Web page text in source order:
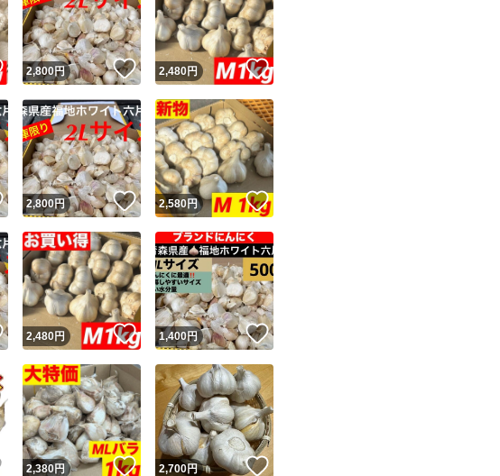
安心取引出品者 Yahoo!フリマの基準をクリアした安心・安全なユーザーです
取引実績
取引実績◯+ このユーザーはYahoo!フリマの取引を完了させた実績があります
他フリマ実績◯+ このユーザーは他フリマサービスでの取引実績があります
スピード&安心発送
※このバッジは実績に基づく表示であり、発送を保証しているものではありません
スピード＆安心発送
このユーザーは高頻度で24時間以内＆設定した発送日数内に発送してい
ます
スピード発送 このユーザーは高頻度で24時間以内に発送しています
安心発送 このユーザーは設定した発送日数内に発送しています
この商品の情報をコピーします
商品画像の無断転載は禁止されています
コピーは1商品につき1回です
出品ページへ
キャンセル
いいね！
2,800円 いいね！
2,480円 いいね！
いいね！
2,800円 いいね！
2,580円 いいね！
いいね！
2,480円 いいね！
1,400円 いいね！
いいね！
2,380円 いいね！
2,700円